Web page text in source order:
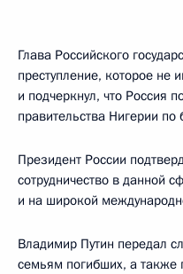
Глава Российского
преступление, которое не
и подчеркнул, что Россия
правительства Нигерии по
Президент России
сотрудничество в данной
и на широкой
Владимир Путин передал
семьям погибших, а также